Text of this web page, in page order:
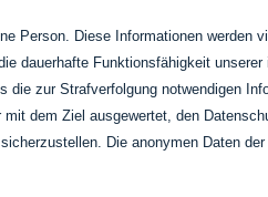
Person. Diese Informationen werden
dauerhafte Funktionsfähigkeit
zur Strafverfolgung notwendigen
dem Ziel ausgewertet, den
Die anonymen Daten